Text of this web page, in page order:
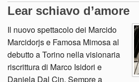
Lear schiavo d’amore
Il nuovo spettacolo dei Marcido
Marcidorjs e Famosa Mimosa al
debutto a Torino nella visionaria
riscrittura di Marco Isidori e
Daniela Dal Cin. Sempre a